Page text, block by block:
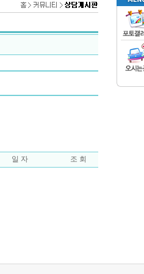
일 자 조 회